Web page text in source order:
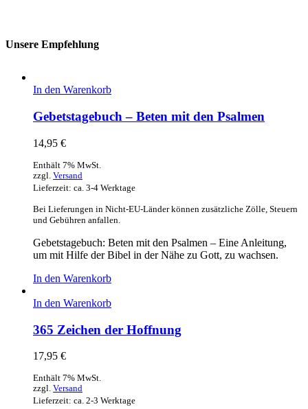
Unsere Empfehlung
In den Warenkorb
Gebetstagebuch – Beten mit den Psalmen
14,95 €
Enthält 7% MwSt.
zzgl. Versand
Lieferzeit: ca. 3-4 Werktage
Bei Lieferungen in Nicht-EU-Länder können zusätzliche Zölle, Steuern
und Gebühren anfallen.
Gebetstagebuch: Beten mit den Psalmen – Eine Anleitung,
um mit Hilfe der Bibel in der Nähe zu Gott, zu wachsen.
In den Warenkorb
In den Warenkorb
365 Zeichen der Hoffnung
17,95 €
Enthält 7% MwSt.
zzgl. Versand
Lieferzeit: ca. 2-3 Werktage